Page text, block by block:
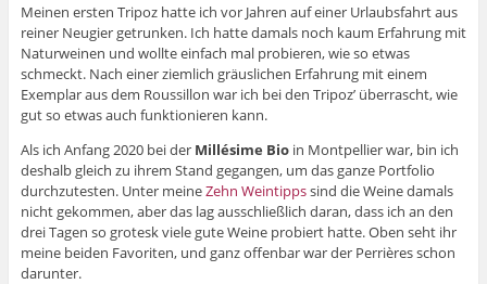
Meinen ersten Tripoz hatte ich vor Jahren auf einer Urlaubsfahrt aus
reiner Neugier getrunken. Ich hatte damals noch kaum Erfahrung mit
Naturweinen und wollte einfach mal probieren, wie so etwas
schmeckt. Nach einer ziemlich gräuslichen Erfahrung mit einem
Exemplar aus dem Roussillon war ich bei den Tripoz’ überrascht, wie
gut so etwas auch funktionieren kann.
Als ich Anfang 2020 bei der Millésime Bioin Montpellier war, bin ich
deshalb gleich zu ihrem Stand gegangen, um das ganze Portfolio
durchzutesten. Unter meineZehn Weintippssind die Weine damals
nicht gekommen, aber das lag ausschließlich daran, dass ich an den
drei Tagen so grotesk viele gute Weine probiert hatte. Oben seht ihr
meine beiden Favoriten, und ganz offenbar war der Perrières schon
darunter.